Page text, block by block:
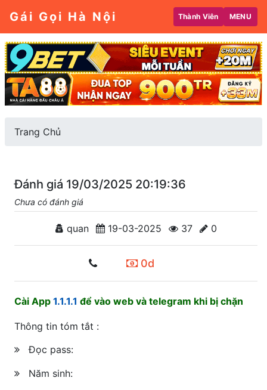
Gái Gọi Hà Nội Thành Viên MENU
Trang Chủ
Đánh giá 19/03/2025 20:19:36
Chưa có đánh giá
quan 19-03-2025 37 0
0d
Cài App 1.1.1.1 để vào web và telegram khi bị chặn
Thông tin tóm tắt :
Đọc pass:
Năm sinh: